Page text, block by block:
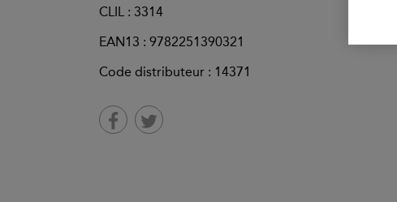
CLIL : 3314
EAN13 : 9782251390321
Code distributeur : 14371